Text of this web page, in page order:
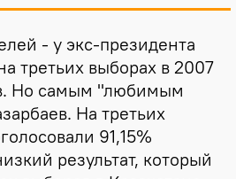
- у экс-президента
третьих выборах в 2007
Но самым "любимым
На третьих
91,15%
результат, который